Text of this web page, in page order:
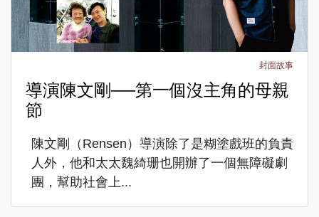
封面故事
導演陳文剛──第一個沒主角的母親
節
陳文剛（Rensen）導演除了是糊塗戲班的負責
人外，他和太太魏綺珊也開辦了一個無障礙劇
團，幫助社會上...